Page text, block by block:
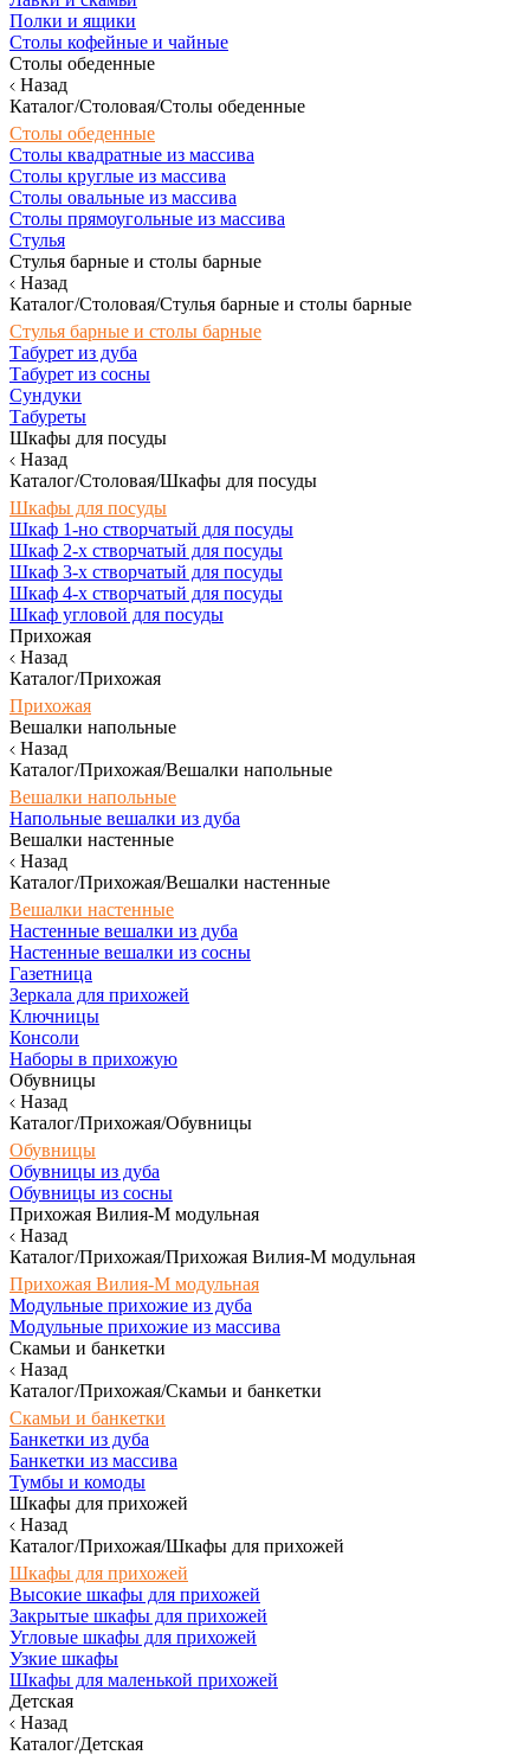
Полки и ящики
Столы кофейные и чайные
Столы обеденные
Назад
Каталог/Столовая/Столы обеденные
Столы обеденные
Столы квадратные из массива
Столы круглые из массива
Столы овальные из массива
Столы прямоугольные из массива
Стулья
Стулья барные и столы барные
Назад
Каталог/Столовая/Стулья барные и столы барные
Стулья барные и столы барные
Табурет из дуба
Табурет из сосны
Сундуки
Табуреты
Шкафы для посуды
Назад
Каталог/Столовая/Шкафы для посуды
Шкафы для посуды
Шкаф 1-но створчатый для посуды
Шкаф 2-х створчатый для посуды
Шкаф 3-х створчатый для посуды
Шкаф 4-х створчатый для посуды
Шкаф угловой для посуды
Прихожая
Назад
Каталог/Прихожая
Прихожая
Вешалки напольные
Назад
Каталог/Прихожая/Вешалки напольные
Вешалки напольные
Напольные вешалки из дуба
Вешалки настенные
Назад
Каталог/Прихожая/Вешалки настенные
Вешалки настенные
Настенные вешалки из дуба
Настенные вешалки из сосны
Газетница
Зеркала для прихожей
Ключницы
Консоли
Наборы в прихожую
Обувницы
Назад
Каталог/Прихожая/Обувницы
Обувницы
Обувницы из дуба
Обувницы из сосны
Прихожая Вилия-М модульная
Назад
Каталог/Прихожая/Прихожая Вилия-М модульная
Прихожая Вилия-М модульная
Модульные прихожие из дуба
Модульные прихожие из массива
Скамьи и банкетки
Назад
Каталог/Прихожая/Скамьи и банкетки
Скамьи и банкетки
Банкетки из дуба
Банкетки из массива
Тумбы и комоды
Шкафы для прихожей
Назад
Каталог/Прихожая/Шкафы для прихожей
Шкафы для прихожей
Высокие шкафы для прихожей
Закрытые шкафы для прихожей
Угловые шкафы для прихожей
Узкие шкафы
Шкафы для маленькой прихожей
Детская
Назад
Каталог/Детская